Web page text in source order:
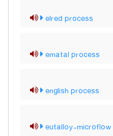
elred process
ematal process
english process
eutalloy-